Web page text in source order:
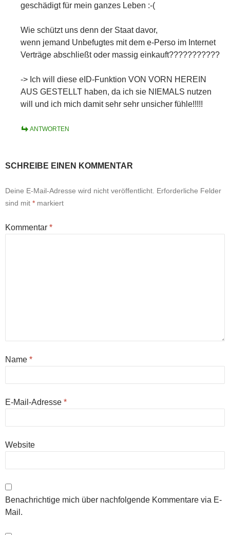
geschädigt für mein ganzes Leben :-(
Wie schützt uns denn der Staat davor,
wenn jemand Unbefugtes mit dem e-Perso im Internet
Verträge abschließt oder massig einkauft???????????
-> Ich will diese eID-Funktion VON VORN HEREIN
AUS GESTELLT haben, da ich sie NIEMALS nutzen
will und ich mich damit sehr sehr unsicher fühle!!!!!
ANTWORTEN
SCHREIBE EINEN KOMMENTAR
Deine E-Mail-Adresse wird nicht veröffentlicht. Erforderliche Felder
sind mit * markiert
Kommentar *
Name *
E-Mail-Adresse *
Website
Benachrichtige mich über nachfolgende Kommentare via E-
Mail.